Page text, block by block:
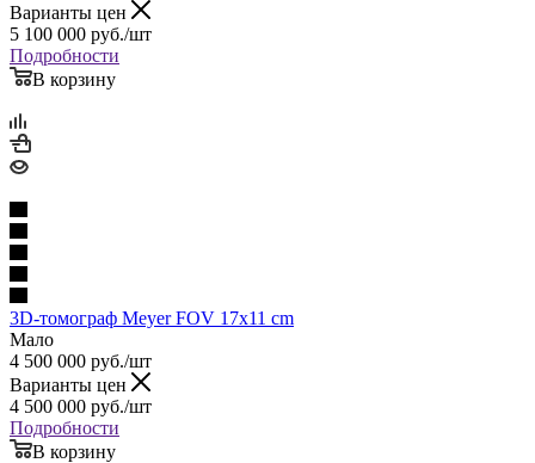
Варианты цен
5 100 000 руб./шт
Подробности
В корзину
3D-томограф Meyer FOV 17x11 cm
Мало
4 500 000 руб./шт
Варианты цен
4 500 000 руб./шт
Подробности
В корзину